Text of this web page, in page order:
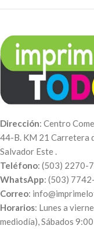
Dirección: Centro
44-B. KM 21 Carretera
Salvador Este .
Teléfono: (503) 2270-
WhatsApp: (503)
Correo:
Horarios: Lunes a
mediodía), Sábados